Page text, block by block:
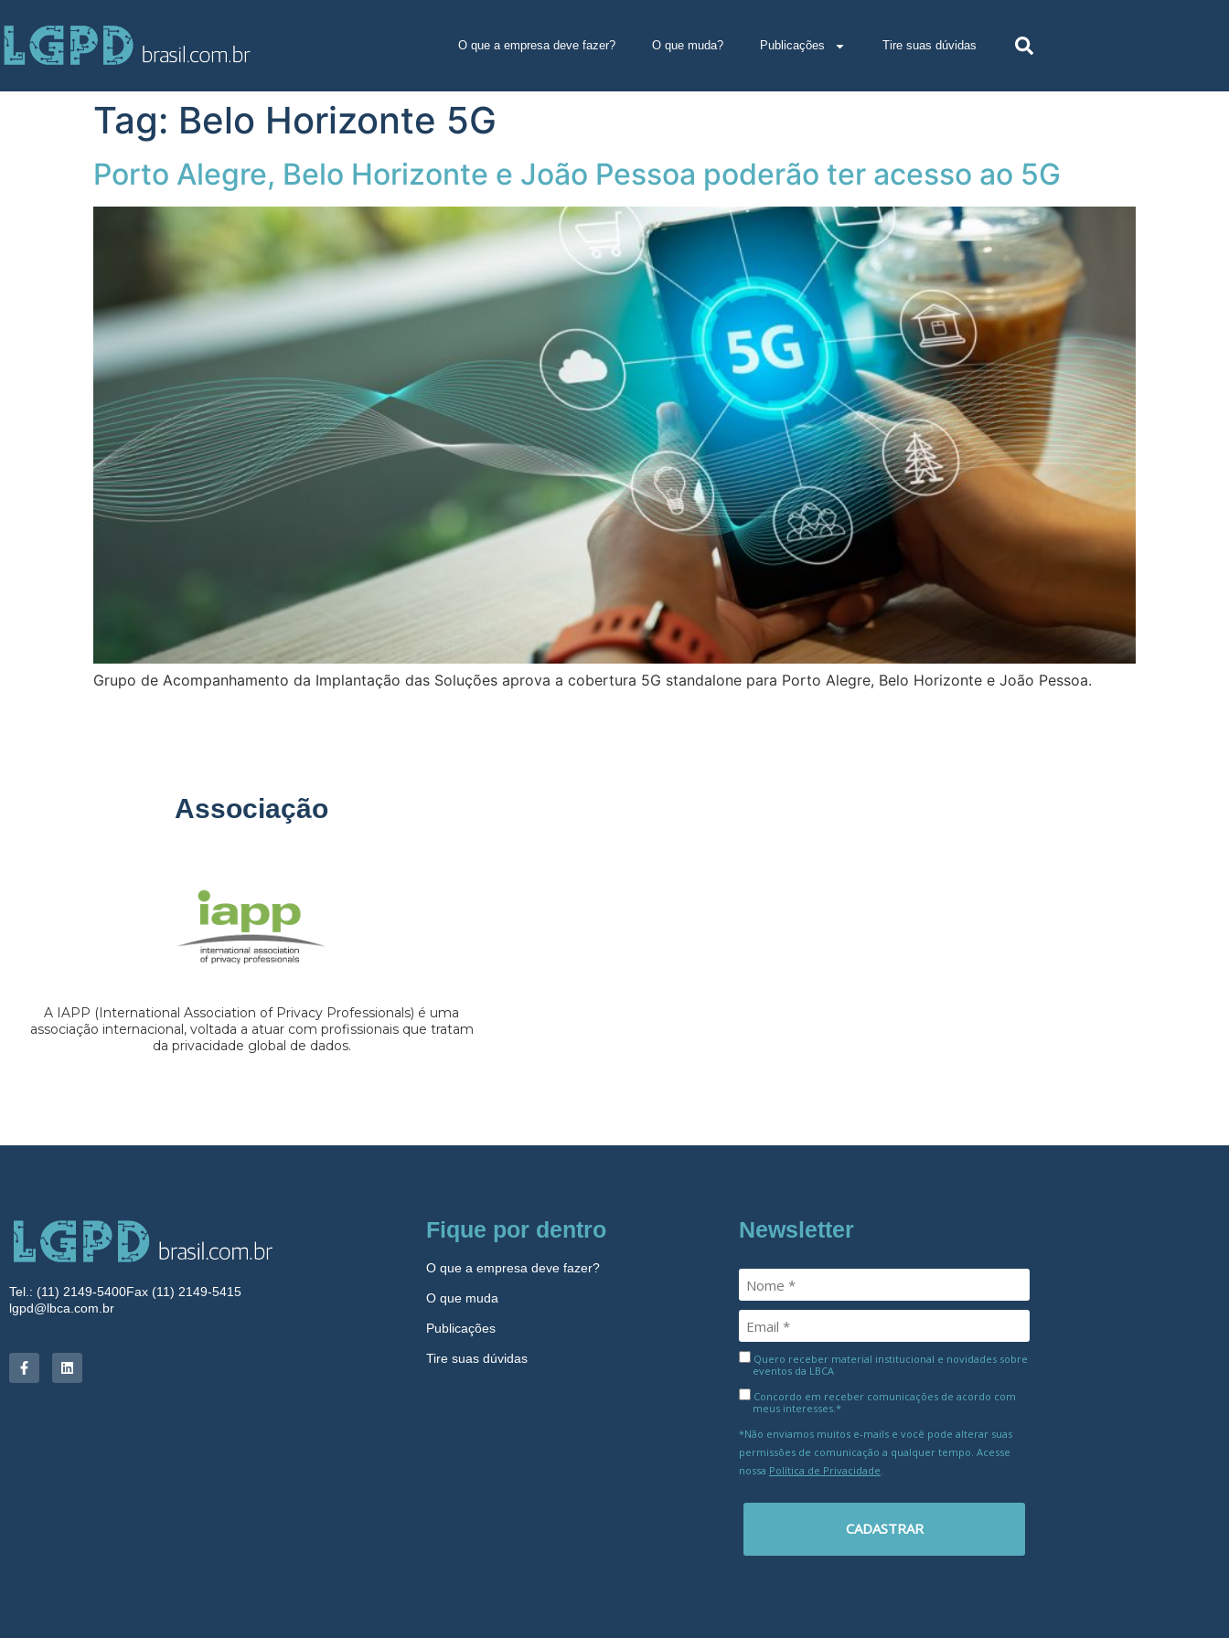
O que a empresa deve fazer? O que muda? Publicações Tire suas dúvidas
Tag: Belo Horizonte 5G
Porto Alegre, Belo Horizonte e João Pessoa poderão ter acesso ao 5G
Grupo de Acompanhamento da Implantação das Soluções aprova a cobertura 5G standalone para Porto Alegre, Belo Horizonte e João Pessoa.
Associação
A IAPP (International Association of Privacy Professionals) é uma
associação internacional, voltada a atuar com profissionais que tratam
da privacidade global de dados.
Tel.: (11) 2149-5400Fax (11) 2149-5415
lgpd@lbca.com.br
Fique por dentro
O que a empresa deve fazer?
O que muda
Publicações
Tire suas dúvidas
Newsletter
Quero receber material institucional e novidades sobre
eventos da LBCA
Concordo em receber comunicações de acordo com
meus interesses.*
*Não enviamos muitos e-mails e você pode alterar suas
permissões de comunicação a qualquer tempo. Acesse
nossa Política de Privacidade
CADASTRAR